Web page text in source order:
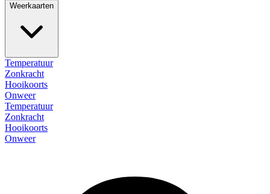
Weerkaarten
Temperatuur
Zonkracht
Hooikoorts
Onweer
Temperatuur
Zonkracht
Hooikoorts
Onweer